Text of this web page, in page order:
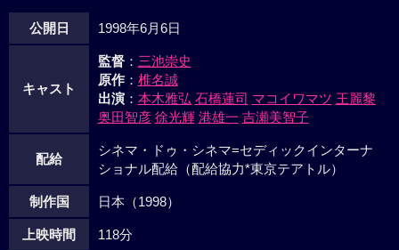
ら30年、東京の和田の元に、村の開発アドバイザーをしてい
る氏家からの手紙が届く。
公開日 1998年6月6日
キャスト
監督： 三池崇史
原作： 椎名誠
出演： 本木雅弘 石橋蓮司 マコイワマツ 王麗黎
奥田智彦 徐光輝 港雄一 吉瀬美智子
配給
シネマ・ドゥ・シネマ=セディックインターナ
ショナル配給（配給協力*東京テアトル）
制作国 日本（1998）
上映時間 118分